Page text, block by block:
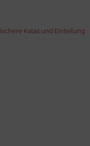
Katas und Einteilung